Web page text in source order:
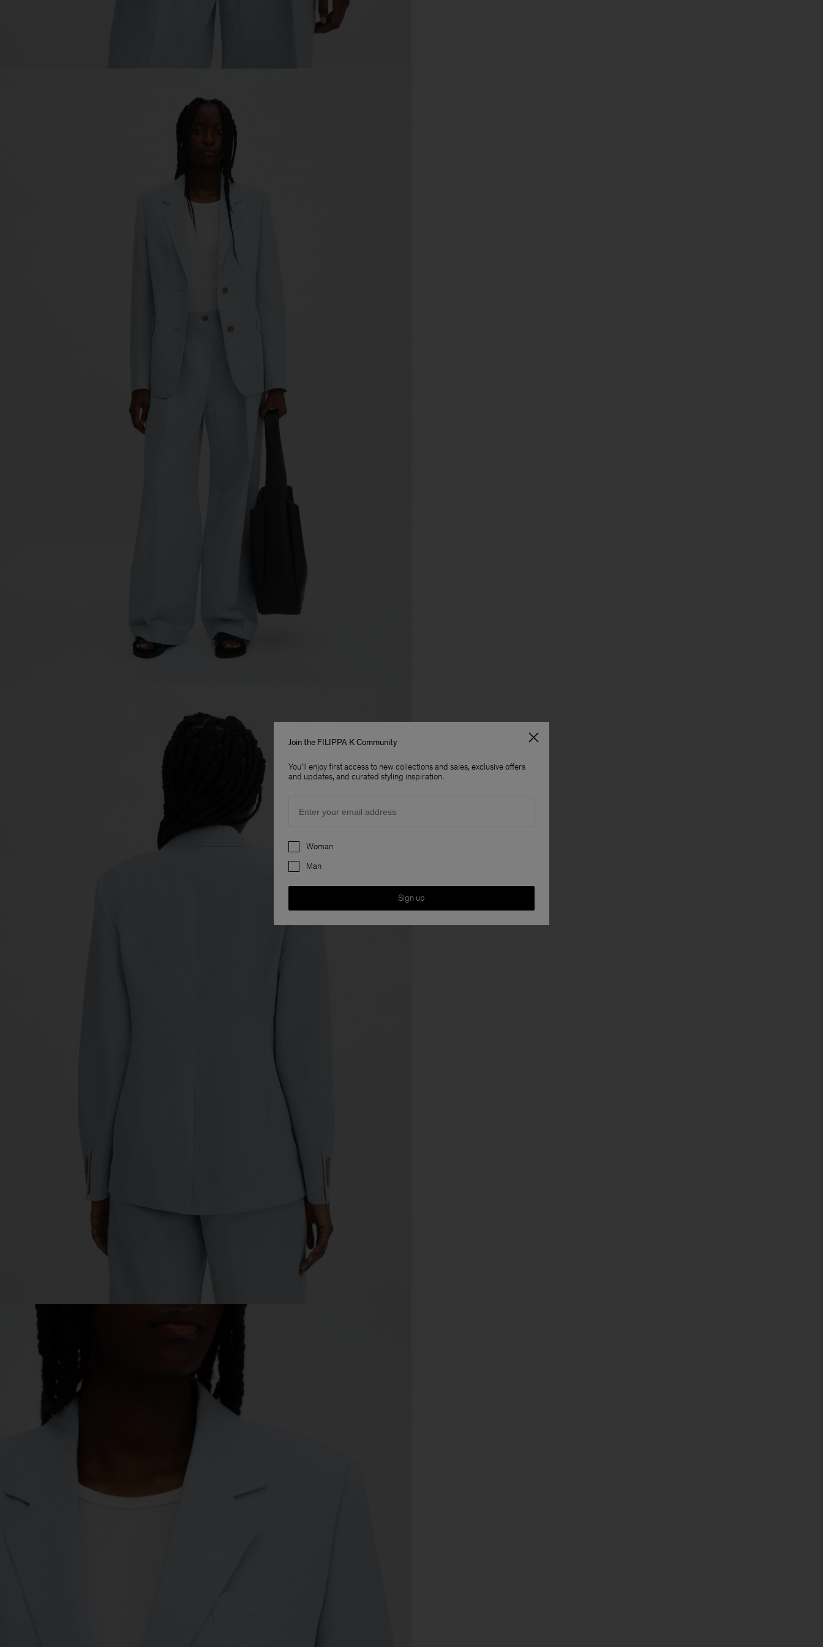
Join the FILIPPA K Community
You'll enjoy first access to new collections and sales, exclusive offers
and updates, and curated styling inspiration.
Preferences
Woman
Man
Sign up